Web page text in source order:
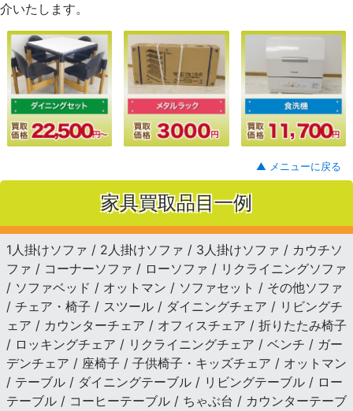
介いたします。
▲ メニューに戻る
家具買取品目一例
1人掛けソファ / 2人掛けソファ / 3人掛けソファ / カウチソ
ファ / コーナーソファ / ローソファ / リクライニングソファ
/ ソファベッド / オットマン / ソファセット / その他ソファ
/ チェア・椅子 / スツール / ダイニングチェア / リビングチ
ェア / カウンターチェア / オフィスチェア / 折りたたみ椅子
/ ロッキングチェア / リクライニングチェア / ベンチ / ガー
デンチェア / 座椅子 / 子供椅子・キッズチェア / オットマン
/ テーブル / ダイニングテーブル / リビングテーブル / ロー
テーブル / コーヒーテーブル / ちゃぶ台 / カウンターテーブ